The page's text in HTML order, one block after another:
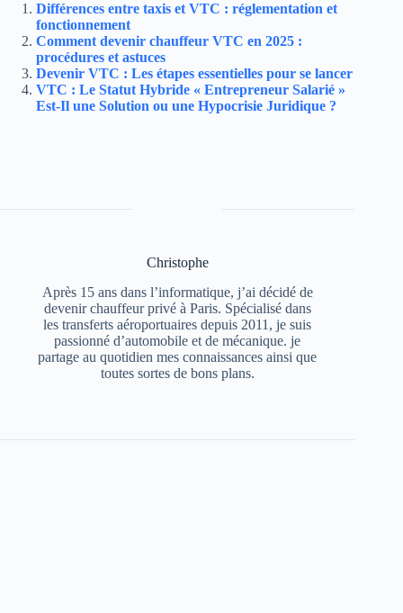
Différences entre taxis et VTC : réglementation et
fonctionnement
Comment devenir chauffeur VTC en 2025 :
procédures et astuces
Devenir VTC : Les étapes essentielles pour se lancer
VTC : Le Statut Hybride « Entrepreneur Salarié »
Est-Il une Solution ou une Hypocrisie Juridique ?
Christophe
Après 15 ans dans l’informatique, j’ai décidé de
devenir chauffeur privé à Paris. Spécialisé dans
les transferts aéroportuaires depuis 2011, je suis
passionné d’automobile et de mécanique. je
partage au quotidien mes connaissances ainsi que
toutes sortes de bons plans.